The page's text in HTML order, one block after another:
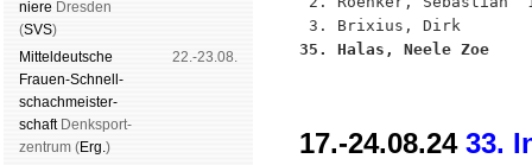
niere Dres­den
(SVS)
Mit­tel­deu­tsche
Frauen-Schnell­
schach­meis­ter­
schaftDenk­sport­
zen­trum (Erg.)
22.-23.08. 35. Halas, Neele Zoe
17.-24.08.24 33.